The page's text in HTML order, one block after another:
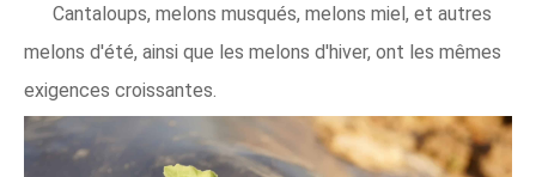
Cantaloups, melons musqués, melons miel, et autres
melons d'été, ainsi que les melons d'hiver, ont les mêmes
exigences croissantes.